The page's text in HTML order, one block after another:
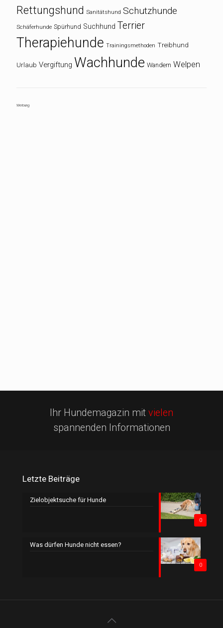
Rettungshund Sanitätshund Schutzhunde
Schäferhunde Spürhund Suchhund Terrier
Therapiehunde Trainingsmethoden Treibhund
Urlaub Vergiftung Wachhunde Wandern Welpen
Werbung
Ihr Hundemagazin mit vielen
spannenden Informationen
Letzte Beiträge
0
Zielobjektsuche für Hunde
0
Was dürfen Hunde nicht essen?